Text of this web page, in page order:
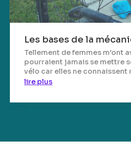
Les bases de la
Tellement de femmes m'ont
pourraient jamais se mettre
vélo car elles ne connaissent
lire plus